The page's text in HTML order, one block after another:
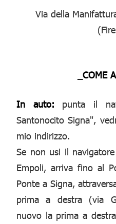
Via della
_COME
In auto: punta il
Santonocito Signa",
mio indirizzo.
Se non usi il
Empoli, arriva fino al
Ponte a Signa,
prima a destra (via
nuovo la prima a